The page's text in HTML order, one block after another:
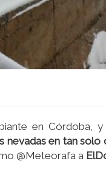
en Córdoba,
nevadas en tan solo
@Meteorafa a